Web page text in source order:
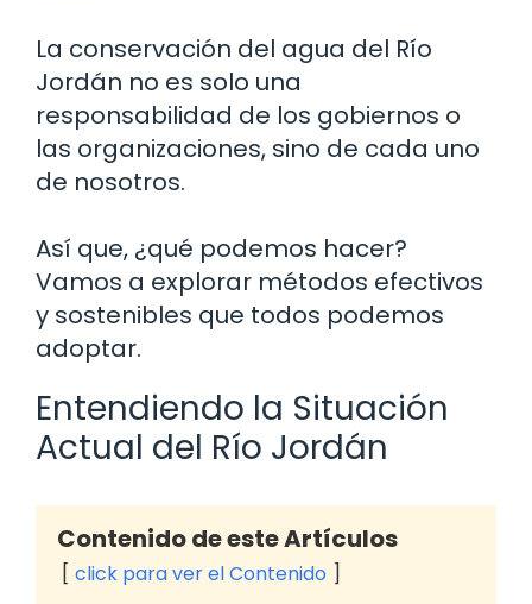
La conservación del agua del Río
Jordán no es solo una
responsabilidad de los gobiernos o
las organizaciones, sino de cada uno
de nosotros.
Así que, ¿qué podemos hacer?
Vamos a explorar métodos efectivos
y sostenibles que todos podemos
adoptar.
Entendiendo la Situación
Actual del Río Jordán
Contenido de este Artículos
click para ver el Contenido